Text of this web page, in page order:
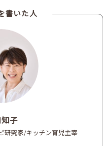
書いた人
子
研究家/キッチン育児主宰